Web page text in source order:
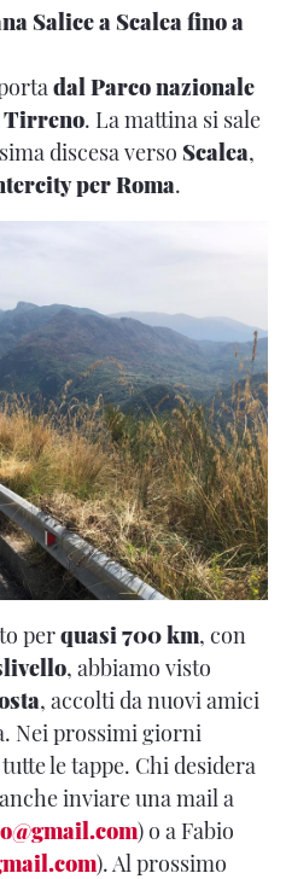
Salice a Scalea fino a
dal Parco nazionale
Tirreno. La mattina si sale
discesa verso Scalea,
per Roma.
perquasi 700 km, con
, abbiamo visto
, accolti da nuovi amici
Nei prossimi giorni
le tappe. Chi desidera
inviare una mail a
) o a Fabio
). Al prossimo